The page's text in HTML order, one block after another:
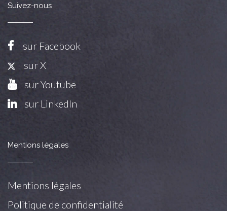
Suivez-nous
sur Facebook
sur X
sur Youtube
sur LinkedIn
Mentions légales
Mentions légales
Politique de confidentialité